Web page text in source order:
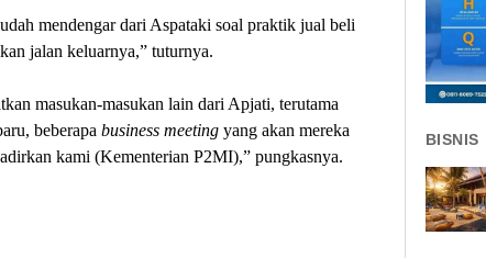
mendengar dari Aspataki soal praktik jual beli
jalan keluarnya,” tuturnya.
masukan-masukan lain dari Apjati, terutama
beberapa business meetingyang akan mereka
kami (Kementerian P2MI),” pungkasnya.
BISNIS